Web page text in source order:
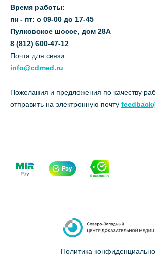
Время работы:
пн - пт: с 09-00 до 17-45
Пулковское шоссе, дом 28А
8 (812) 600-47-12
Почта для связи:
info@cdmed.ru
Пожелания и предложения по качеству
отправить на электронную почту
Политика